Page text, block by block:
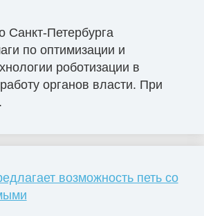
Санкт-Петербурга
по оптимизации и
роботизации в
органов власти. При
возможность петь со